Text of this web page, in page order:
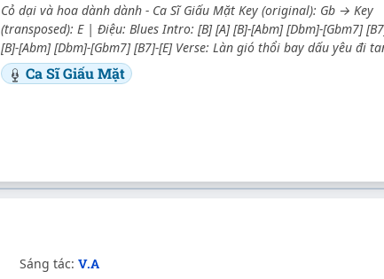
Cỏ dại và hoa dành dành - Ca Sĩ Giấu Mặt Key (original): Gb → Key
(transposed): E | Điệu: Blues Intro: [B] [A] [B]-[Abm] [Dbm]-[Gbm7]
[B]-[Abm] [Dbm]-[Gbm7] [B7]-[E] Verse: Làn gió thổi bay dấu yêu đi
Ca Sĩ Giấu Mặt
Sáng tác: V.A